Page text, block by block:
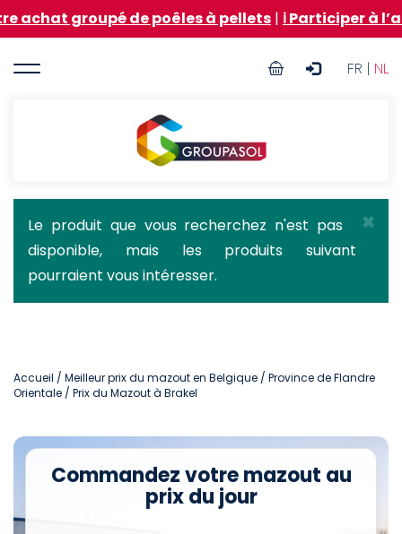
au
principal
de poêles à pellets|ℹ️ Participer à l’achat
FR | NL
User
Groupasol
×
Message
d'état
Le produit que vous recherchez n'est pas
disponible, mais les produits suivant
pourraient vous intéresser.
Accueil / Meilleur prix du mazout en Belgique / Province de Flandre
Orientale / Prix du Mazout à Brakel
Commandez votre mazout au
prix du jour